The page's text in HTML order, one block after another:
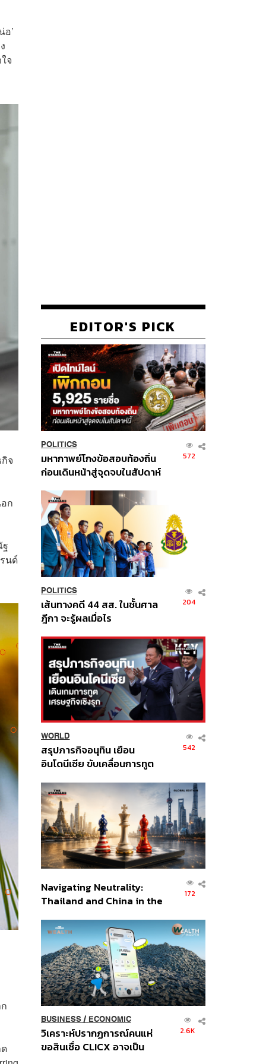
’
จ
จ
ก
นด์
EDITOR'S PICK
POLITICS
มหากาพย์โกงข้อสอบท้องถิ่น
ก่อนเดินหน้าสู่จุดจบในสัปดาห์
572
POLITICS
เส้นทางคดี 44 สส. ในชั้นศาล
ฎีกา จะรู้ผลเมื่อไร
204
WORLD
สรุปภารกิจอนุทิน เยือน
อินโดนีเซีย ขับเคลื่อนการทูต
ส่วนยุทธศาสตร์ไทย –
อินโดนีเซีย
542
Navigating Neutrality:
Thailand and China in the
Order
172
BUSINESS/ ECONOMIC
วิเคราะห์ปรากฏการณ์คนแห่
ขอสินเชื่อ CLICX อาจเป็น
2.6K